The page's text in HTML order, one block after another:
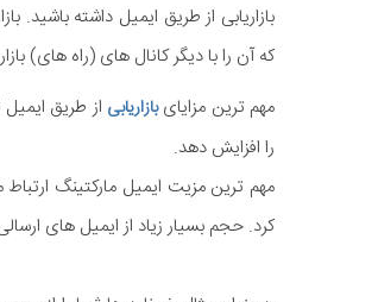
بازاریابی از طریق ایمیل داشته باشید.
که آن را با دیگر کانال های (راه های)
مهم ترین مزایایبازاریابی از طریق
را افزایش دهد.
مهم ترین مزیت ایمیل مارکتینگ
کرد. حجم بسیار زیاد از ایمیل های